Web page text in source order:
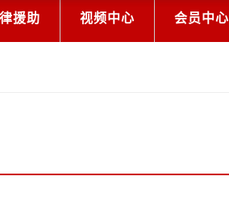
援助 视频中心 会员中心